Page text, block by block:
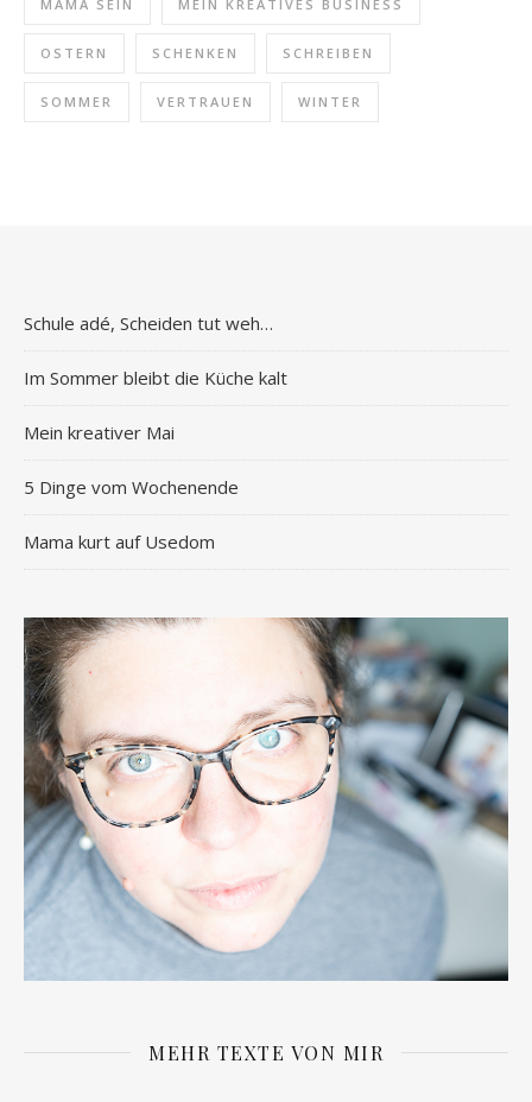
MAMA SEIN MEIN KREATIVES BUSINESS
OSTERN SCHENKEN SCHREIBEN
SOMMER VERTRAUEN WINTER
Schule adé, Scheiden tut weh…
Im Sommer bleibt die Küche kalt
Mein kreativer Mai
5 Dinge vom Wochenende
Mama kurt auf Usedom
MEHR TEXTE VON MIR